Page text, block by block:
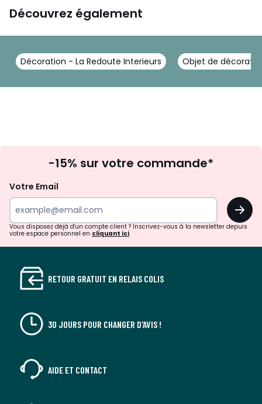
Découvrez également
Décoration - La Redoute Interieurs Objet de
à
newsletter
-15% sur votre commande*
Votre Email
OK
Vous disposez déjà d'un compte client ? Inscrivez-vous à la newsletter depuis
votre espace personnel en cliquant ici
RETOUR GRATUIT EN RELAIS COLIS
30 JOURS POUR CHANGER D'AVIS !
AIDE ET CONTACT